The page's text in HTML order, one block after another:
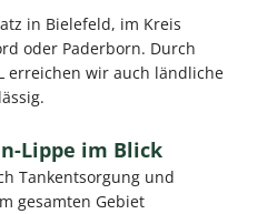
in Bielefeld, im Kreis
oder Paderborn. Durch
erreichen wir auch ländliche
Lippe im Blick
Tankentsorgung und
gesamten Gebiet